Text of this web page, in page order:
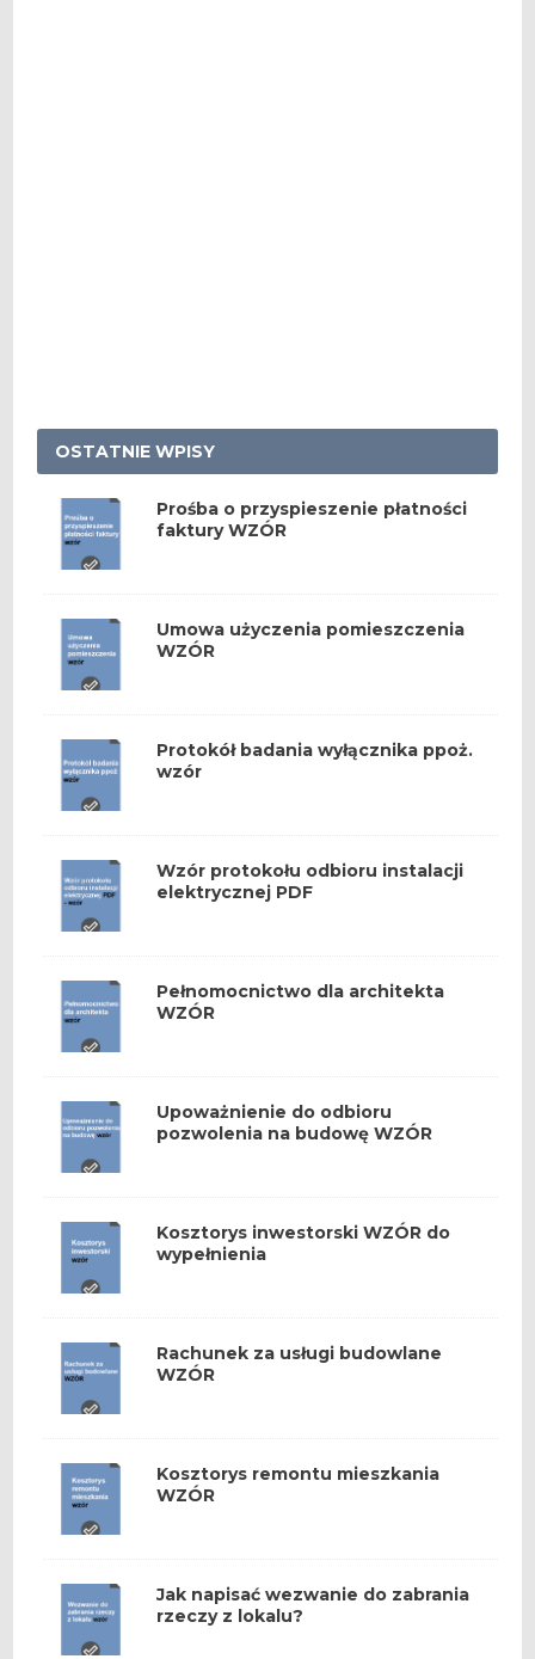
OSTATNIE WPISY
Prośba o przyspieszenie płatności
faktury WZÓR
Umowa użyczenia pomieszczenia
WZÓR
Protokół badania wyłącznika ppoż.
wzór
Wzór protokołu odbioru instalacji
elektrycznej PDF
Pełnomocnictwo dla architekta
WZÓR
Upoważnienie do odbioru
pozwolenia na budowę WZÓR
Kosztorys inwestorski WZÓR do
wypełnienia
Rachunek za usługi budowlane
WZÓR
Kosztorys remontu mieszkania
WZÓR
Jak napisać wezwanie do zabrania
rzeczy z lokalu?